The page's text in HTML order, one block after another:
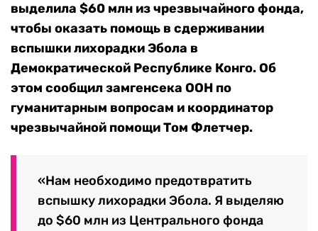
выделила $60 млн из чрезвычайного фонда,
чтобы оказать помощь в сдерживании
вспышки лихорадки Эбола в
Демократической Республике Конго. Об
этом сообщил замгенсека ООН по
гуманитарным вопросам и координатор
чрезвычайной помощи Том Флетчер.
«Нам необходимо предотвратить
вспышку лихорадки Эбола. Я выделяю
до $60 млн из Центрального фонда